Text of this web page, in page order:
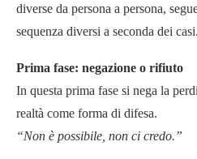
diverse da persona a persona,
sequenza diversi a seconda dei casi.
Prima fase: negazione o rifiuto
In questa prima fase si nega la
realtà come forma di difesa.
“Non è possibile, non ci credo.”